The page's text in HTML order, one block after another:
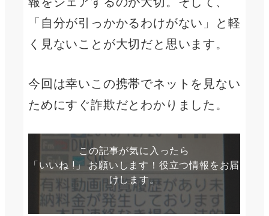
「自分が引っかかるわけがない」と軽
く見ないことが大切だと思います。
今回は幸いこの携帯でネットを見ない
ためにすぐ詐欺だとわかりました。
この記事が気に入ったら
「いいね !」 お願いします！役立つ情報をお届
けします。